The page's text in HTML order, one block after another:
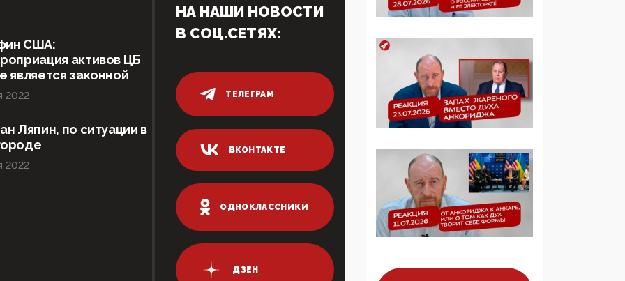
05:00, 13 Июня 2026
Разбор учебника
Обществознания под
редакцией Медведева:
суверенитет,
традиционные
ценности и немного
двоемыслия
11:53, 09 Июня 2026
Прокуратура наконец
увидела
экстремистскую
деятельность ИИТО
ЮНЕСКО в России, но
продолжают
США:
активов ЦБ
является законной
2022
Ляпин, по ситуации в
2022
НА НАШИ НОВОСТИ
В СОЦ.СЕТЯХ:
ТЕЛЕГРАМ
ВКОНТАКТЕ
ОДНОКЛАССНИКИ
ДЗЕН